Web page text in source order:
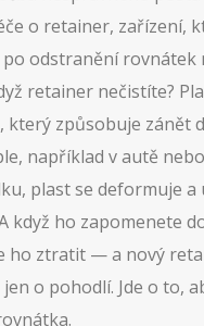
o retainer, zařízení,
po odstranění rovnátek
retainer nečistíte?
který způsobuje zánět
například v autě
plast se deformuje a
když ho zapomenete
ho ztratit — a nový
o pohodlí. Jde o to,